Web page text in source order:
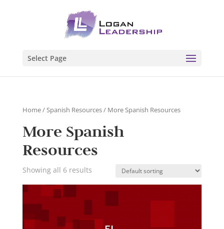
Select Page
Home/Spanish Resources/ More Spanish Resources
More Spanish
Resources
Showing all 6 results